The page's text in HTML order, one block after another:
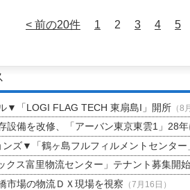
< 前の20件 1 2 3 4 5
▼「LOGI FLAG TECH 東扇島I」開所（8
設備を改修、「アーバン東京東雲1」28
ンズ▼「鶴ヶ島フルフィルメントセンター
クス富里物流センター」テナント募集開始
市場の物流ＤＸ現場を視察 （7月16日）